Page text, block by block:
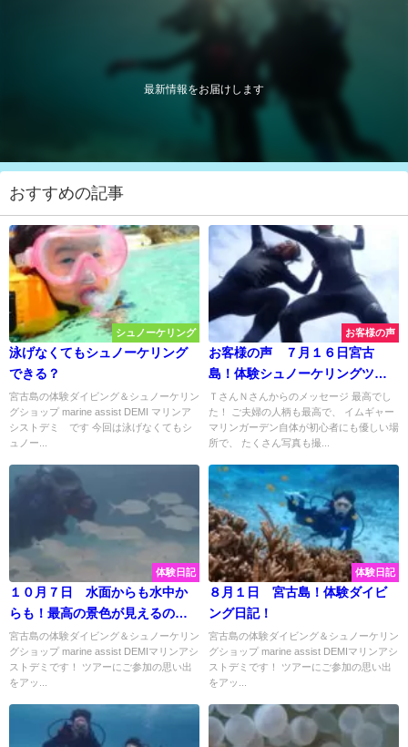
最新情報をお届けします
おすすめの記事
シュノーケリング
泳げなくてもシュノーケリング
できる？
宮古島の体験ダイビング＆シュノーケリン
グショップ marine assist DEMI マリンア
シストデミ です 今回は泳げなくてもシ
ュノー...
お客様の声
お客様の声 ７月１６日宮古
島！体験シュノーケリングツア
ー！
ＴさんＮさんからのメッセージ 最高でし
た！ ご夫婦の人柄も最高で、 イムギャー
マリンガーデン自体が初心者にも優しい場
所で、 たくさん写真も撮...
体験日記
１０月７日 水面からも水中か
らも！最高の景色が見えるのが
宮古島！おすすめビーチ大満喫
♡
宮古島の体験ダイビング＆シュノーケリン
グショップ marine assist DEMIマリンアシ
ストデミです！ ツアーにご参加の思い出
をアッ...
体験日記
８月１日 宮古島！体験ダイビ
ング日記！
宮古島の体験ダイビング＆シュノーケリン
グショップ marine assist DEMIマリンアシ
ストデミです！ ツアーにご参加の思い出
をアッ...